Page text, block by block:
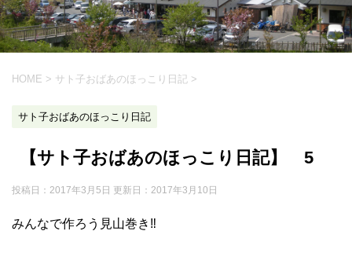
HOME > サト子おばあのほっこり日記 >
サト子おばあのほっこり日記
【サト子おばあのほっこり日記】 5
投稿日：2017年3月5日 更新日： 2017年3月10日
みんなで作ろう見山巻き‼︎